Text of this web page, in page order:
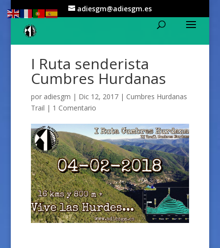
adiesgm@adiesgm.es
I Ruta senderista
Cumbres Hurdanas
por adiesgm | Dic 12, 2017| Cumbres Hurdanas
Trail | 1 Comentario